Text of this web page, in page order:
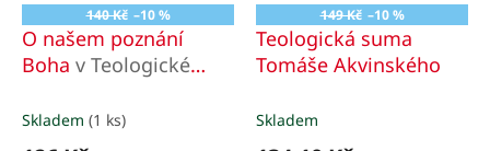
140 Kč –10 %
O našem poznání
Boha v Teologické
Skladem (1 ks)
149 Kč –10 %
Teologická suma
Tomáše Akvinského
Skladem